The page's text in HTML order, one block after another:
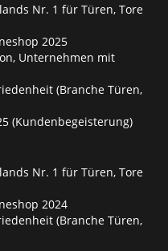
Nr. 1 für Türen, Tore
2025
Unternehmen mit
(Branche Türen,
(Kundenbegeisterung)
Nr. 1 für Türen, Tore
2024
(Branche Türen,